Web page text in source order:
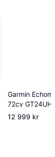
Garmin
72cv
Transducer
12 999 kr